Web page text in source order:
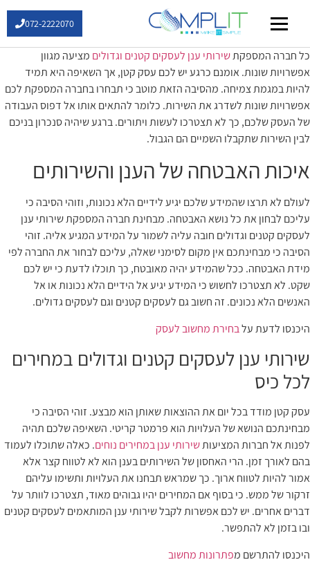
072-2222070
כל חברה המספקתשירותי ענן לעסקים קטנים וגדולים מציעה מגוון
אפשרויות שונות. אומנם כרגע יש לכם עסק קטן, אך השאיפה היא תמיד
להיות במגמת צמיחה. מהסיבה הזאת מוטב כי תבחרו בחברה המספקת לכם
אפשרויות שונות לשדרג את השירות. כלומר להתאים אותו אל דפוס העבודה
של העסק שלכם, כך לא תצטרכו לעשות ויתורים. ברגע שיהיה סנכרון בניכם
לבין השירות שתקבלו השמיים הם הגבול.
איכות האבטחה של הענן והשירותים
לעולם לא תרצו שהמידע שלכם יגיע לידיים הלא נכונות, וזוהי הסיבה כי
עליכם לבחון את כל נושא האבטחה. מבחינת חברה המספקת שירותי ענן
לעסקים קטנים וגדולים חובה עליה לשמור על המידע המגיע אליה. זוהי
הסיבה כי מבחינתכם אין מקום לסימני שאלה, עליכם לבחור את החברה לפי
מידת האבטחה. ככל שהמידע יהיה מאובטח, כך תוכלו לדעת כי יש לכם
שקט. לא תצטרכו לחשוש כי המידע יגיע אל הידיים הלא נכונות או אל
האנשים הלא נכונים. זה חשוב גם לעסקים קטנים וגם לעסקים גדולים.
היכנסו לדעת עלבחירת מחשוב לעסק
שירותי ענן לעסקים קטנים וגדולים במחירים
לכל כיס
עסק קטן מודד בכל יום את ההוצאות שאותן הוא מבצע. זוהי הסיבה כי
מבחינתכם הנושא של העלויות הוא פרמטר קריטי. השאיפה שלכם תהיה
לפנות אל חברות המציעותשירותי ענן במחירים נוחים. כאלה שתוכלו לעמוד
בהם לאורך זמן. הרי האחסון של השירותים בענן הוא לא לטווח קצר אלא
אמור להיות לטווח ארוך. כך שמראש תבחנו את העלויות ותשימו עליהם
זרקור של ממש. כי בסוף אם המחירים יהיו גבוהים מאוד, תצטרכו לוותר על
דברים אחרים. יש לכם אפשרות לקבל שירותי ענן המותאמים לעסקים קטנים
ובו בזמן לא להתפשר.
היכנסו להתרשם מפתרונות מחשוב